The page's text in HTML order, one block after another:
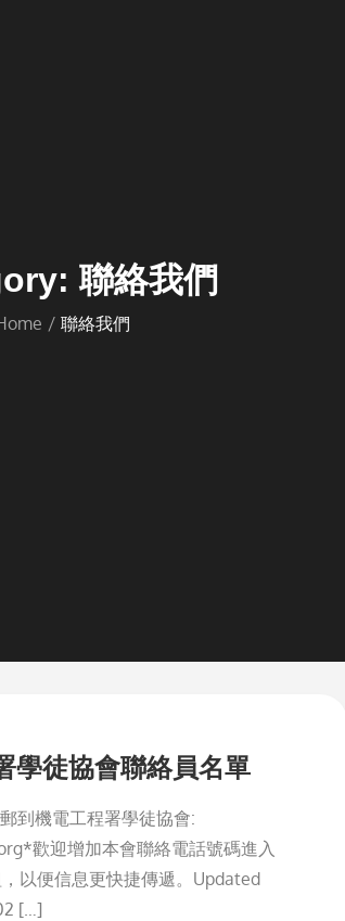
聯絡我們
聯絡我們
學徒協會聯絡員名單
到機電工程署學徒協會:
歡迎增加本會聯絡電話號碼進入
以便信息更快捷傳遞。Updated
[…]